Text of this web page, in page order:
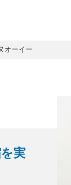
オーイー
実